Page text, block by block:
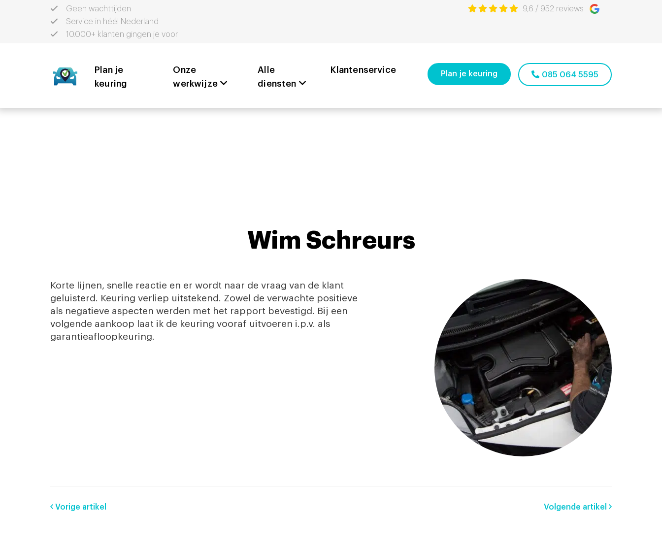
Geen wachttijden
Service in héél Nederland
10.000+ klanten gingen je voor
9,6 / 952 reviews
Plan je
keuring
Onze
werkwijze
Alle
diensten
Klantenservice Plan je keuring 085 064 5595
Wim Schreurs
Korte lijnen, snelle reactie en er wordt naar de vraag van de klant
geluisterd. Keuring verliep uitstekend. Zowel de verwachte positieve
als negatieve aspecten werden met het rapport bevestigd. Bij een
volgende aankoop laat ik de keuring vooraf uitvoeren i.p.v. als
garantieafloopkeuring.
Vorige artikel Volgende artikel